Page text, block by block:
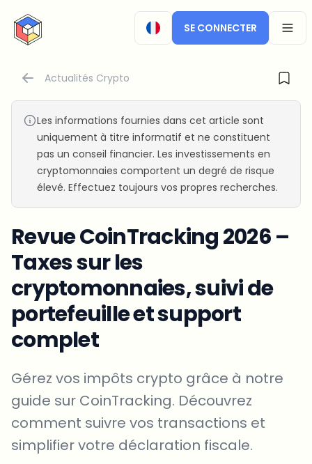
CryptoTicker
SE CONNECTER
Actualités Crypto
Les informations fournies dans cet article sont
uniquement à titre informatif et ne constituent
pas un conseil financier. Les investissements en
cryptomonnaies comportent un degré de risque
élevé. Effectuez toujours vos propres recherches.
Revue CoinTracking 2026 –
Taxes sur les
cryptomonnaies, suivi de
portefeuille et support
complet
Gérez vos impôts crypto grâce à notre
guide sur CoinTracking. Découvrez
comment suivre vos transactions et
simplifier votre déclaration fiscale.